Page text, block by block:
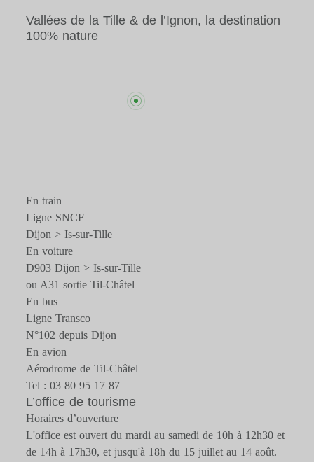
Vallées de la Tille & de l’Ignon, la destination
100% nature
En train
Ligne SNCF
Dijon > Is-sur-Tille
En voiture
D903 Dijon > Is-sur-Tille
ou A31 sortie Til-Châtel
En bus
Ligne Transco
N°102 depuis Dijon
En avion
Aérodrome de Til-Châtel
Tel : 03 80 95 17 87
L’office de tourisme
Horaires d’ouverture
L'office est ouvert du mardi au samedi de 10h à 12h30 et
de 14h à 17h30, et jusqu'à 18h du 15 juillet au 14 août.